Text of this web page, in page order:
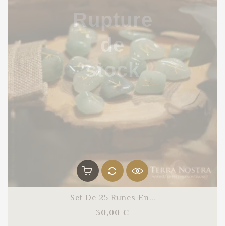
Rupture
de
stock
Set De 25 Runes En...
30,00 €